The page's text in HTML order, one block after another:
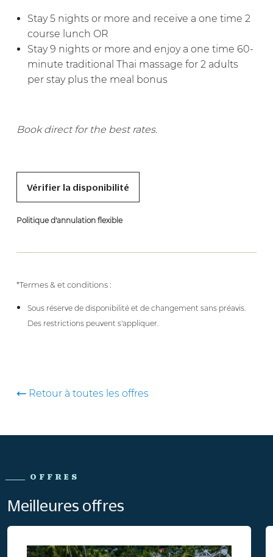
Stay 5 nights or more and receive a one time 2
course lunch OR
Stay 9 nights or more and enjoy a one time 60-
minute traditional Thai massage for 2 adults
per stay plus the meal bonus
Book direct for the best rates.
Vérifier la disponibilité
Politique d'annulation flexible
*Termes & et conditions :
Sous réserve de disponibilité et de changement sans préavis.
Des restrictions peuvent s'appliquer.
Retour à toutes les offres
OFFRES
Meilleures offres